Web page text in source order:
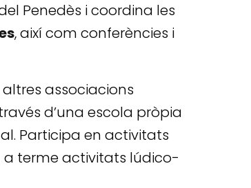
Penedès i coordina les
, així com conferències i
altres associacions
d’una escola pròpia
Participa en activitats
a terme activitats lúdico-